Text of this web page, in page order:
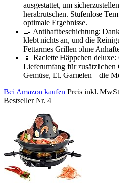
ausgestattet, um
herabrutschen. Stufenlose
optimale Ergebnisse.
🍳 Antihaftbeschichtung:
klebt nichts an, und die
Fettarmes Grillen ohne
🍢 Raclette Häppchen
Lieferumfang für zusätzlichen
Gemüse, Ei, Garnelen – die
Bei Amazon kaufen Preis inkl.
Bestseller Nr. 4